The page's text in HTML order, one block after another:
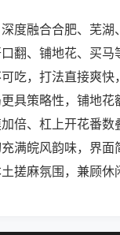
度融合合肥、芜
翻、铺地花、买
吃，打法直接爽
具策略性，铺地
倍、杠上开花番
满皖风韵味，界
搓麻氛围，兼顾休